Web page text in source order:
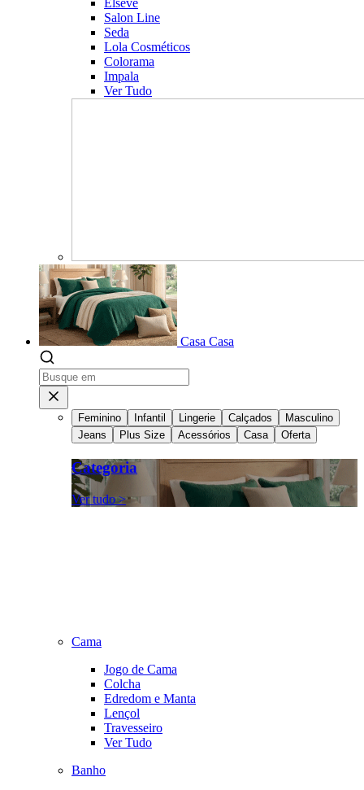
Elseve
Salon Line
Seda
Lola Cosméticos
Colorama
Impala
Ver Tudo
Casa Casa
Feminino Infantil Lingerie Calçados
Masculino
Jeans
Plus Size Acessórios Casa Oferta
Categoria
Ver tudo >
Cama
Jogo de Cama
Colcha
Edredom e Manta
Lençol
Travesseiro
Ver Tudo
Banho